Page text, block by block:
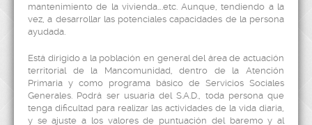
mantenimiento de la vivienda….etc. Aunque, tendiendo a la
vez, a desarrollar las potenciales capacidades de la persona
ayudada.
Está dirigido a la población en general del área de actuación
territorial de la Mancomunidad, dentro de la Atención
Primaria y como programa básico de Servicios Sociales
Generales. Podrá ser usuaria del S.A.D., toda persona que
tenga dificultad para realizar las actividades de la vida diaria,
y se ajuste a los valores de puntuación del baremo y al